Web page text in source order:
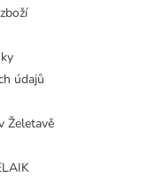
údajů
Želetavě